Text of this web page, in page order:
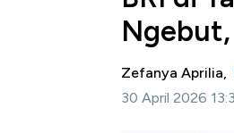
Zefanya Aprilia,
30 April 2026